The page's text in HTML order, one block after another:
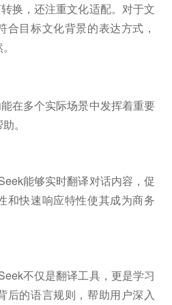
换，还注重文化适配。对于文
合目标文化背景的表达方式，
在多个实际场景中发挥着重要
。
能够实时翻译对话内容，促
和快速响应特性使其成为商务
不仅是翻译工具，更是学习
后的语言规则，帮助用户深入